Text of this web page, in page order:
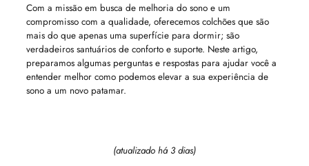
Com a missão em busca de melhoria do sono e um
compromisso com a qualidade, oferecemos colchões que são
mais do que apenas uma superfície para dormir; são
verdadeiros santuários de conforto e suporte. Neste artigo,
preparamos algumas perguntas e respostas para ajudar você a
entender melhor como podemos elevar a sua experiência de
sono a um novo patamar.
(atualizado há 3 dias)